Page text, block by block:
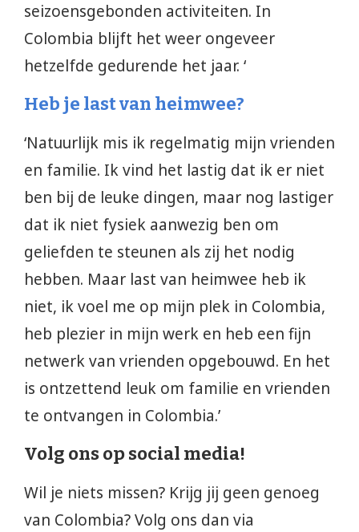
seizoensgebonden activiteiten. In
Colombia blijft het weer ongeveer
hetzelfde gedurende het jaar. ‘
Heb je last van heimwee?
‘Natuurlijk mis ik regelmatig mijn vrienden
en familie. Ik vind het lastig dat ik er niet
ben bij de leuke dingen, maar nog lastiger
dat ik niet fysiek aanwezig ben om
geliefden te steunen als zij het nodig
hebben. Maar last van heimwee heb ik
niet, ik voel me op mijn plek in Colombia,
heb plezier in mijn werk en heb een fijn
netwerk van vrienden opgebouwd. En het
is ontzettend leuk om familie en vrienden
te ontvangen in Colombia.’
Volg ons op social media!
Wil je niets missen? Krijg jij geen genoeg
van Colombia? Volg ons dan via